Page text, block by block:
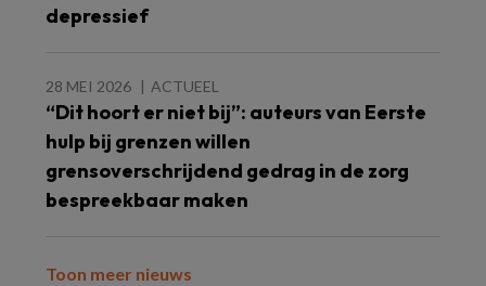
depressief
28 MEI 2026 ACTUEEL
“Dit hoort er niet bij”: auteurs van Eerste
hulp bij grenzen willen
grensoverschrijdend gedrag in de zorg
bespreekbaar maken
Toon meer nieuws